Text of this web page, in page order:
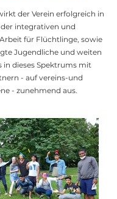
der Verein erfolgreich in
integrativen und
für Flüchtlinge, sowie
Jugendliche und weiten
in dieses Spektrums mit
- auf vereins-und
- zunehmend aus.